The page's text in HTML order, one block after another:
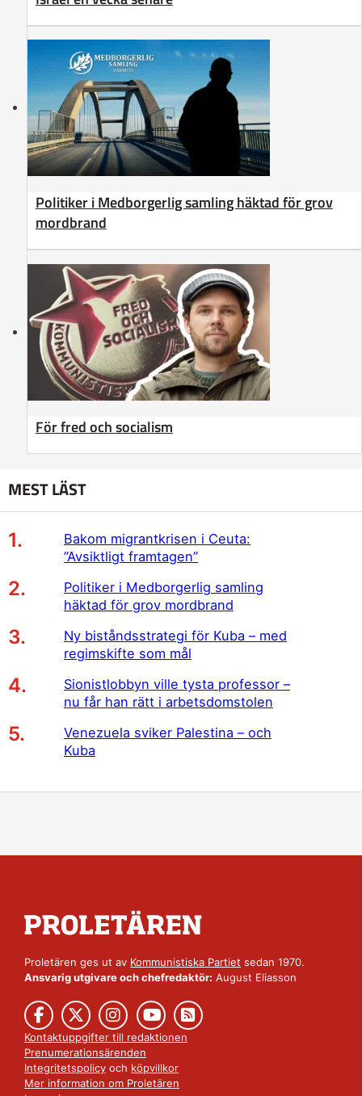
Politiker i Medborgerlig samling häktad för grov
mordbrand
För fred och socialism
MEST LÄST
Bakom migrantkrisen i Ceuta:
”Avsiktligt framtagen”
Politiker i Medborgerlig samling
häktad för grov mordbrand
Ny biståndsstrategi för Kuba – med
regimskifte som mål
Sionistlobbyn ville tysta professor –
nu får han rätt i arbetsdomstolen
Venezuela sviker Palestina – och
Kuba
Proletären ges ut av Kommunistiska Partiet sedan 1970.
Ansvarig utgivare och chefredaktör: August Eliasson
Kontaktuppgifter till redaktionen
Prenumerationsärenden
Integritetspolicy och köpvillkor
Mer information om Proletären